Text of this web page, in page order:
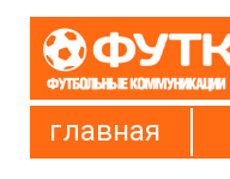
главная